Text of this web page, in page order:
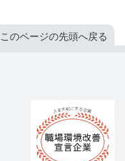
このページの先頭へ戻る